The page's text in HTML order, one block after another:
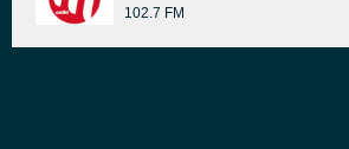
102.7 FM